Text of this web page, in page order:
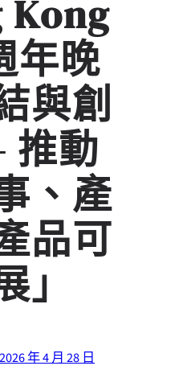
Kong
年晚
與創
推動
、產
品可
」
2026 年 4 月 28 日